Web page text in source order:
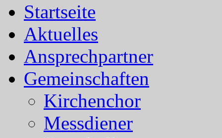
Startseite
Aktuelles
Ansprechpartner
Gemeinschaften
Kirchenchor
Messdiener